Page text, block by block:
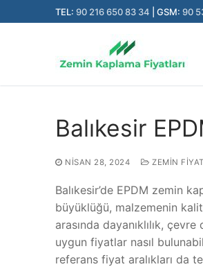
atla
TEL: 90 216 650 83 34 | GSM: 90
Balıkesir
NISAN 28, 2024 ZEMIN
Balıkesir’de EPDM zemin
büyüklüğü, malzemenin
arasında dayanıklılık,
uygun fiyatlar nasıl
referans fiyat aralıkları da